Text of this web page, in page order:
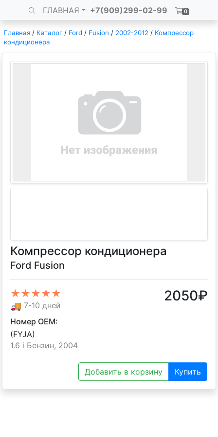
ГЛАВНАЯ +7(909)299-02-99 0
Главная / Каталог / Ford / Fusion / 2002-2012 / Компрессор
кондиционера
Компрессор кондиционера
Ford Fusion
★★★★★
🚚 7-10 дней
2050₽
Номер OEM:
(FYJA)
1.6 i Бензин, 2004
Добавить в корзину Купить